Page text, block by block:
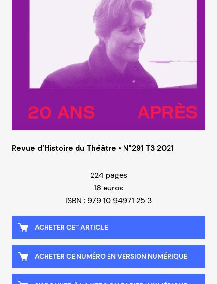
Revue d’Histoire du Théâtre • N°291 T3 2021
224 pages
16 euros
ISBN : 979 10 94971 25 3
ACHETER CET ARTICLE
ACHETER CE NUMÉRO EN VERSION NUMÉRIQUE